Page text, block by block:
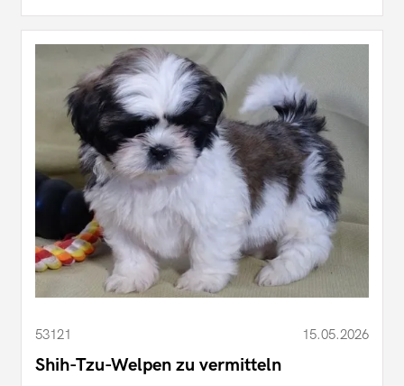
53121 15.05.2026
Shih-Tzu-Welpen zu vermitteln